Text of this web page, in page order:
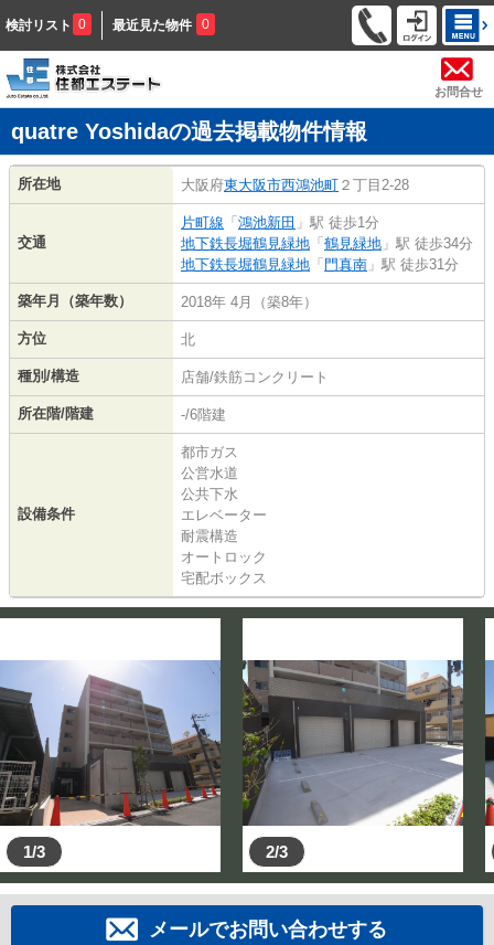
検討リスト 0 最近見た物件 0
お問合せ
quatre Yoshidaの過去掲載物件情報
所在地 大阪府東大阪市西鴻池町 ２丁目2-28
交通
片町線 「 鴻池新田 」駅 徒歩1分
地下鉄長堀鶴見緑地 「 鶴見緑地 」駅 徒歩34分
地下鉄長堀鶴見緑地 「 門真南 」駅 徒歩31分
築年月（築年数） 2018年 4月（築8年）
方位 北
種別/構造 店舗/鉄筋コンクリート
所在階/階建 -/6階建
設備条件
都市ガス
公営水道
公共下水
エレベーター
耐震構造
オートロック
宅配ボックス
1/3 2/3
メールでお問い合わせする